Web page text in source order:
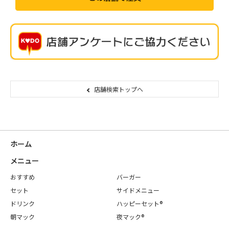
店舗検索トップへ
ホーム
メニュー
おすすめ
バーガー
セット
サイドメニュー
ドリンク
ハッピーセット®
朝マック
夜マック®